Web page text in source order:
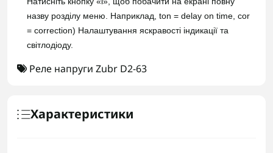
назву розділу меню. Наприклад, ton = delay on time, cor
= correction) Налаштування яскравості індикації та
світлодіоду.
Реле напруги Zubr D2-63
Характеристики